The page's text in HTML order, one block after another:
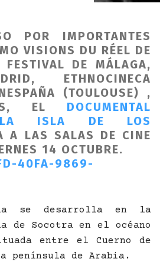
POR IMPORTANTES
VISIONS DU RÉEL DE
DE MÁLAGA,
ETHNOCINECA
(TOULOUSE) ,
EL DOCUMENTAL
LA ISLA DE LOS
A LAS SALAS DE CINE
14 OCTUBRE.
se desarrolla en la
de Socotra en el océano
entre el Cuerno de
península de Arabia.